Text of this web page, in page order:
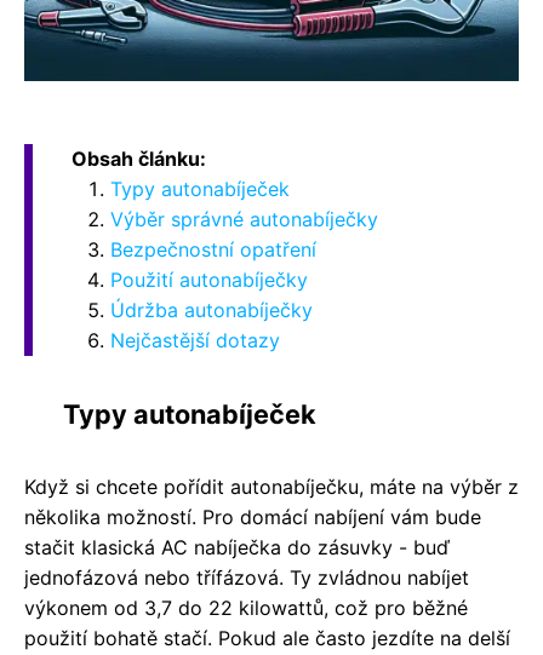
Obsah článku:
Typy autonabíječek
Výběr správné autonabíječky
Bezpečnostní opatření
Použití autonabíječky
Údržba autonabíječky
Nejčastější dotazy
Typy autonabíječek
Když si chcete pořídit autonabíječku, máte na výběr z
několika možností. Pro domácí nabíjení vám bude
stačit klasická AC nabíječka do zásuvky - buď
jednofázová nebo třífázová. Ty zvládnou nabíjet
výkonem od 3,7 do 22 kilowattů, což pro běžné
použití bohatě stačí. Pokud ale často jezdíte na delší